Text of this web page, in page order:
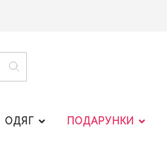
ПОШУК
ОДЯГ ПОДАРУНКИ